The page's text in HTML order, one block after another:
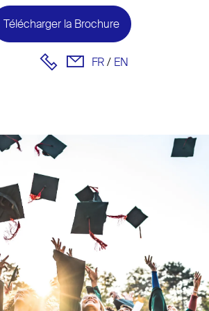
Télécharger la Brochure
FR EN